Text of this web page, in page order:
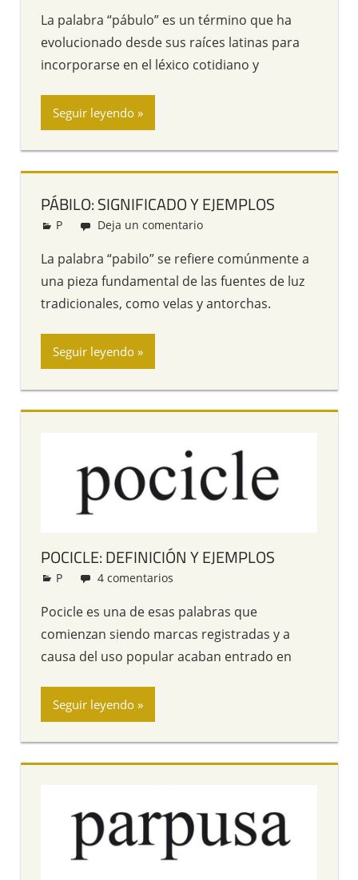
La palabra “pábulo” es un término que ha
evolucionado desde sus raíces latinas para
incorporarse en el léxico cotidiano y
Seguir leyendo
PÁBILO: SIGNIFICADO Y EJEMPLOS
Redacción
P Deja un comentario
La palabra “pabilo” se refiere comúnmente a
una pieza fundamental de las fuentes de luz
tradicionales, como velas y antorchas.
Seguir leyendo
POCICLE: DEFINICIÓN Y EJEMPLOS
Redacción
P 4 comentarios
Pocicle es una de esas palabras que
comienzan siendo marcas registradas y a
causa del uso popular acaban entrado en
Seguir leyendo